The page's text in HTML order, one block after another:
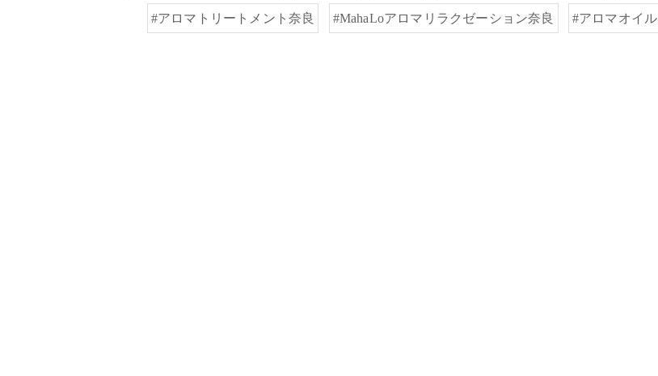
#アロマトリートメント奈良 #MahaLoアロマリラクゼーション奈良 #アロマオイル